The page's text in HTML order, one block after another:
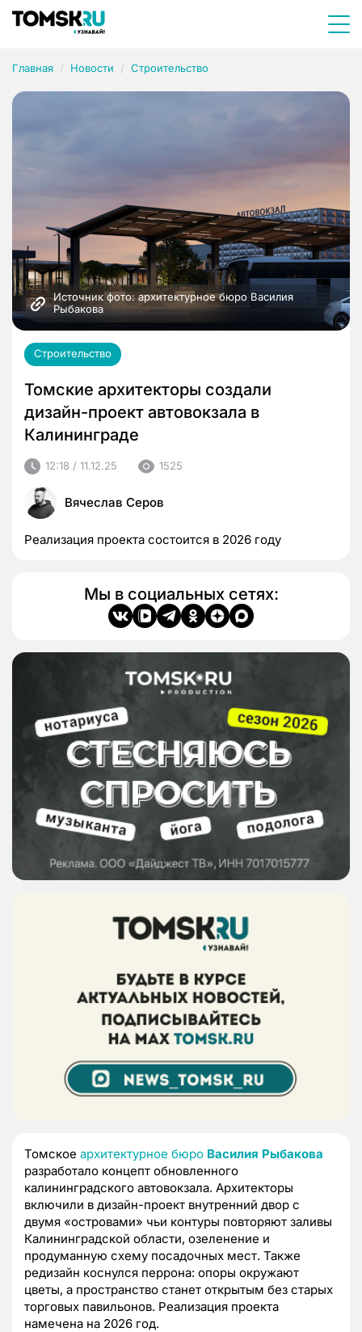
Главная Новости Строительство
Источник фото: архитектурное бюро Василия
Рыбакова
Строительство
Томские архитекторы создали
дизайн-проект автовокзала в
Калининграде
12:18 / 11.12.25 1525
Вячеслав Серов
Реализация проекта состоится в 2026 году
Мы в социальных сетях:
Томское архитектурное бюро Василия Рыбакова
разработало концепт обновленного
калининградского автовокзала. Архитекторы
включили в дизайн-проект внутренний двор с
двумя «островами» чьи контуры повторяют заливы
Калининградской области, озеленение и
продуманную схему посадочных мест. Также
редизайн коснулся перрона: опоры окружают
цветы, а пространство станет открытым без старых
торговых павильонов. Реализация проекта
намечена на 2026 год.